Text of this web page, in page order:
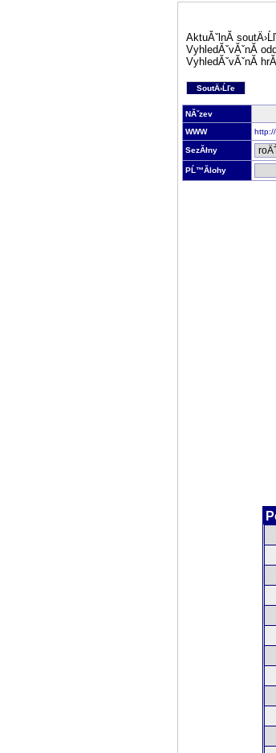
AktuĂˇlnĂ­
VyhledĂˇvĂˇnĂ­
VyhledĂˇvĂˇnĂ­
SoutÄ›Ĺľe
NĂˇzev
WWW
SezĂłny
PĹ™Ă­lohy